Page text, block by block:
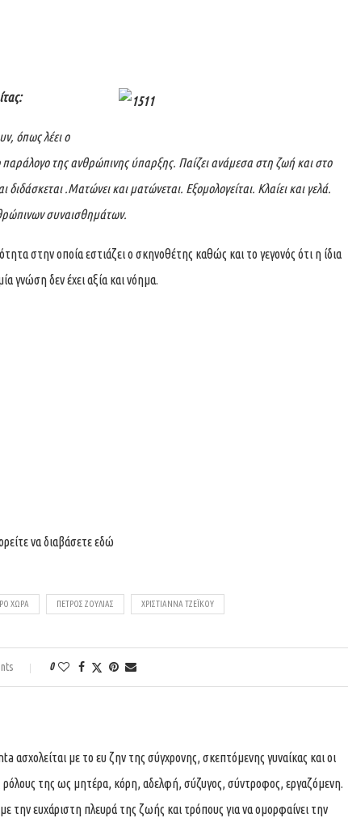
όπως λέει ο
της ανθρώπινης ύπαρξης. Παίζει ανάμεσα στη ζωή και στο
.Ματώνει και ματώνεται. Εξομολογείται. Κλαίει και γελά.
συναισθημάτων.
στην οποία εστιάζει ο σκηνοθέτης καθώς και το γεγονός ότι η ίδια
γνώση δεν έχει αξία και νόημα.
να διαβάσετεεδώ
ΧΏΡΑ ΠΈΤΡΟΣ ΖΟΎΛΙΑΣ ΧΡΙΣΤΙΆΝΝΑ ΤΖΈΙΚΟΥ
0
με το ευ ζην της σύγχρονης, σκεπτόμενης γυναίκας και οι
ρόλους της ως μητέρα, κόρη, αδελφή, σύζυγος, σύντροφος, εργαζόμενη.
την ευχάριστη πλευρά της ζωής και τρόπους για να ομορφαίνει την